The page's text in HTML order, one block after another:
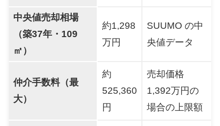
中央値売却相場
（築37年・109
㎡）
約1,298
万円
SUUMO の中
央値データ
仲介手数料（最
大）
約
525,360
円
売却価格
1,392万円の
場合の上限額